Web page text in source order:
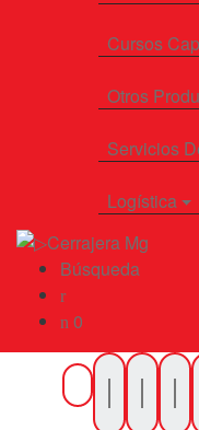
Cursos
Otros
Servicios
Logística
Búsqueda
0
Buscar
por
Productos